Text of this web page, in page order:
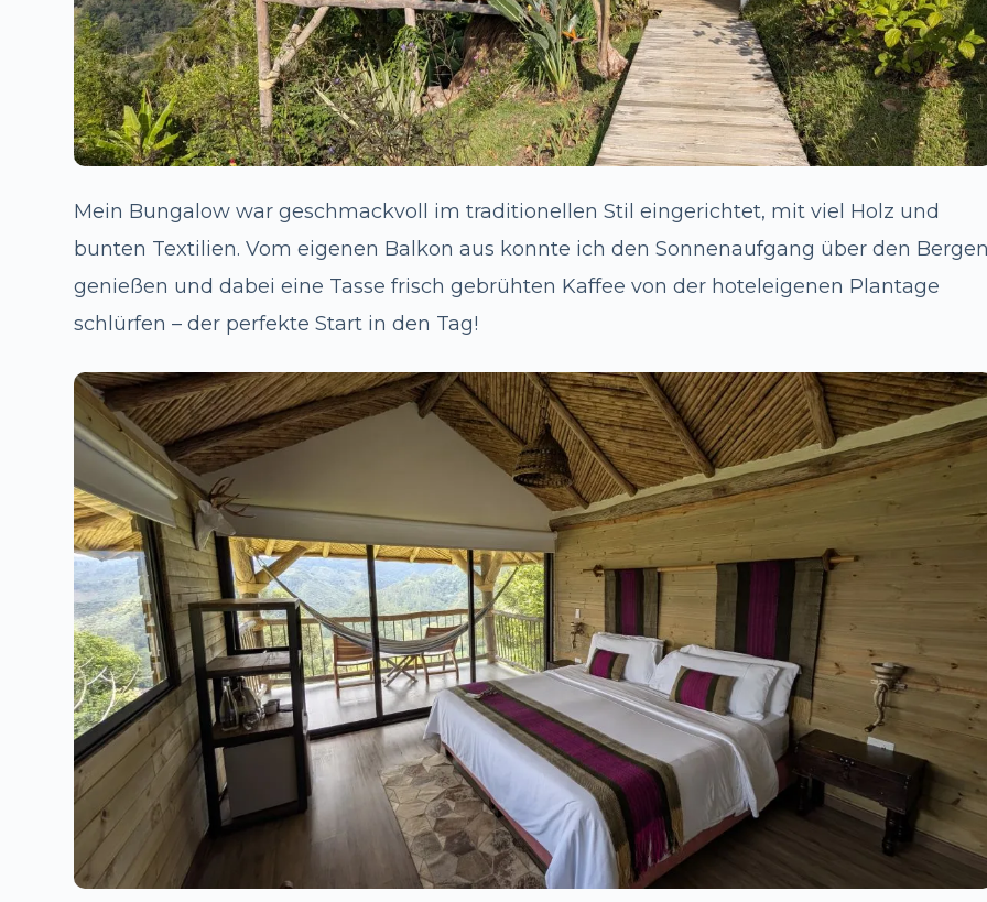
Mein Bungalow war geschmackvoll im traditionellen Stil eingerichtet, mit viel Holz und
bunten Textilien. Vom eigenen Balkon aus konnte ich den Sonnenaufgang über den
genießen und dabei eine Tasse frisch gebrühten Kaffee von der hoteleigenen Plantage
schlürfen – der perfekte Start in den Tag!